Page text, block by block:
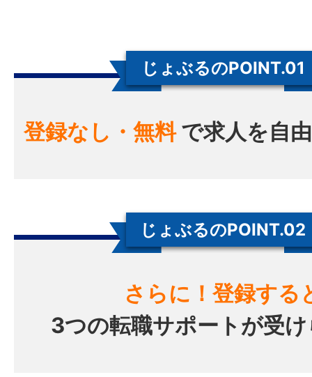
じょぶるのPOINT.01
登録なし・無料で求人を自
じょぶるのPOINT.02
さらに！登録する
3つの転職サポートが受